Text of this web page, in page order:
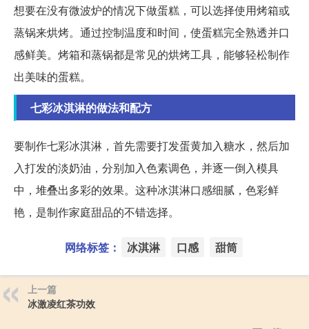
想要在没有微波炉的情况下做蛋糕，可以选择使用烤箱或
蒸锅来烘烤。通过控制温度和时间，使蛋糕完全熟透并口
感鲜美。烤箱和蒸锅都是常见的烘烤工具，能够轻松制作
出美味的蛋糕。
七彩冰淇淋的做法和配方
要制作七彩冰淇淋，首先需要打发蛋黄加入糖水，然后加
入打发的淡奶油，分别加入色素调色，并逐一倒入模具
中，堆叠出多彩的效果。这种冰淇淋口感细腻，色彩鲜
艳，是制作家庭甜品的不错选择。
网络标签： 冰淇淋 口感 甜筒
上一篇
冰激凌红茶功效